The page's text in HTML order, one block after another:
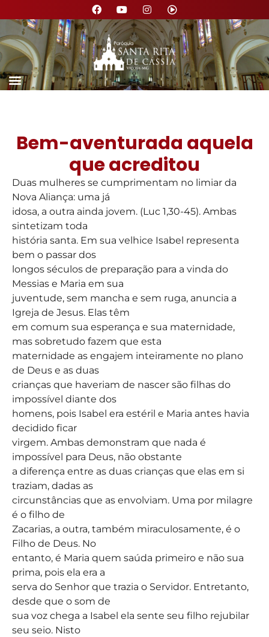
Bem-aventurada aquela
que acreditou
Duas mulheres se cumprimentam no limiar da
Nova Aliança: uma já
idosa, a outra ainda jovem. (Luc 1,30-45). Ambas
sintetizam toda
história santa. Em sua velhice Isabel representa
bem o passar dos
longos séculos de preparação para a vinda do
Messias e Maria em sua
juventude, sem mancha e sem ruga, anuncia a
Igreja de Jesus. Elas têm
em comum sua esperança e sua maternidade,
mas sobretudo fazem que esta
maternidade as engajem inteiramente no plano
de Deus e as duas
crianças que haveriam de nascer são filhas do
impossível diante dos
homens, pois Isabel era estéril e Maria antes havia
decidido ficar
virgem. Ambas demonstram que nada é
impossível para Deus, não obstante
a diferença entre as duas crianças que elas em si
traziam, dadas as
circunstâncias que as envolviam. Uma por milagre
é o filho de
Zacarias, a outra, também miraculosamente, é o
Filho de Deus. No
entanto, é Maria quem saúda primeiro e não sua
prima, pois ela era a
serva do Senhor que trazia o Servidor. Entretanto,
desde que o som de
sua voz chega a Isabel ela sente seu filho rejubilar
seu seio. Nisto